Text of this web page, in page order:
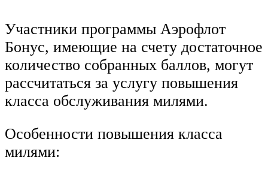
Участники программы Аэрофлот
Бонус, имеющие на счету достаточное
количество собранных баллов, могут
рассчитаться за услугу повышения
класса обслуживания милями.
Особенности повышения класса
милями: